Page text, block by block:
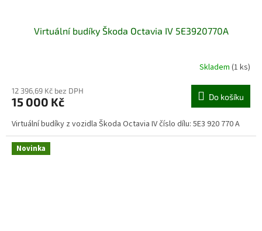
Virtuální budíky Škoda Octavia IV 5E3920770A
Skladem (1 ks)
12 396,69 Kč bez DPH
15 000 Kč Do košíku
Virtuální budíky z vozidla Škoda Octavia IV číslo dílu: 5E3 920 770 A
Novinka